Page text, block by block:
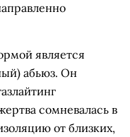
является
абьюз. Он
сомневалась в
от близких,